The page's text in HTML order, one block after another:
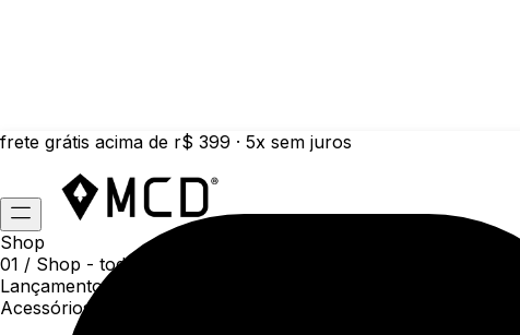
frete grátis acima de r$ 399 · 5x sem juros
Shop
01 / Shop - todas as categorias da coleção atual
Lançamentos da semana
Acessórios